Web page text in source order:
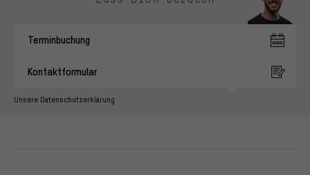
Terminbuchung
Kontaktformular
Unsere Datenschutzerklärung